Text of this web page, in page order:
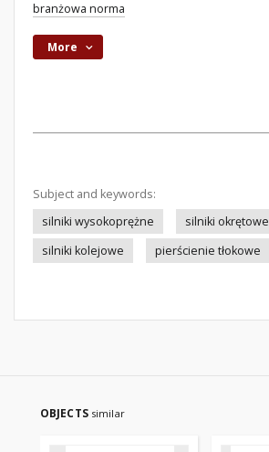
branżowa norma
More
Subject and keywords:
silniki wysokoprężne
silniki okrętowe
silniki kolejowe
pierścienie tłokowe
OBJECTS similar